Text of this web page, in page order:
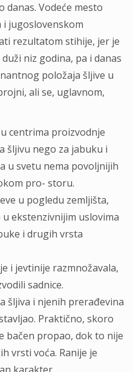
danas. Vodeće mesto
i jugoslovenskom
rezultatom stihije, jer je
niz godina, pa i danas
položaja šljive u
ali se, uglavnom,
centrima proizvodnje
šljivu nego za jabuku i
u svetu nema povoljnijih
pro- storu.
u pogledu zemljišta,
ekstenzivnijim uslovima
i drugih vrsta
i jevtinije razmnožavala,
sadnice.
šljiva i njenih prerađevina
Praktično, skoro
bačen propao, dok to nije
vrsti voća. Ranije je